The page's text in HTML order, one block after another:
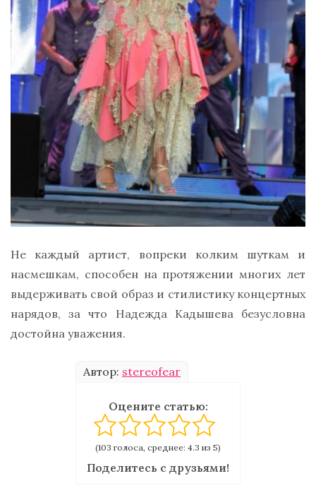
Не каждый артист, вопреки колким шуткам и
насмешкам, способен на протяжении многих лет
выдерживать свой образ и стилистику концертных
нарядов, за что Надежда Кадышева безусловна
достойна уважения.
Автор: stereofear
Оцените статью:
(103 голоса, среднее: 4.3 из 5)
Поделитесь с друзьями!